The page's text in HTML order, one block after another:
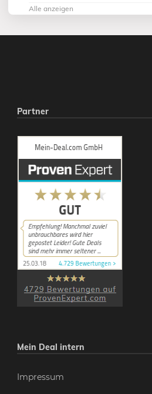
Alle anzeigen
Partner
Mein Deal intern
Impressum